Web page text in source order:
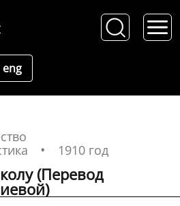
eng
1910 год
(Перевод